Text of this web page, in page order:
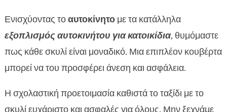
Ενισχύοντας τοαυτοκίνητομε τα κατάλληλα
εξοπλισμός αυτοκινήτου για κατοικίδια, θυμόμαστε
πως κάθε σκυλί είναι μοναδικό. Μια επιπλέον κουβέρτα
μπορεί να του προσφέρει άνεση και ασφάλεια.
Η σχολαστική προετοιμασία καθιστά το ταξίδι με το
σκυλί ευχάριστο και ασφαλές για όλους. Μην ξεχνάμε